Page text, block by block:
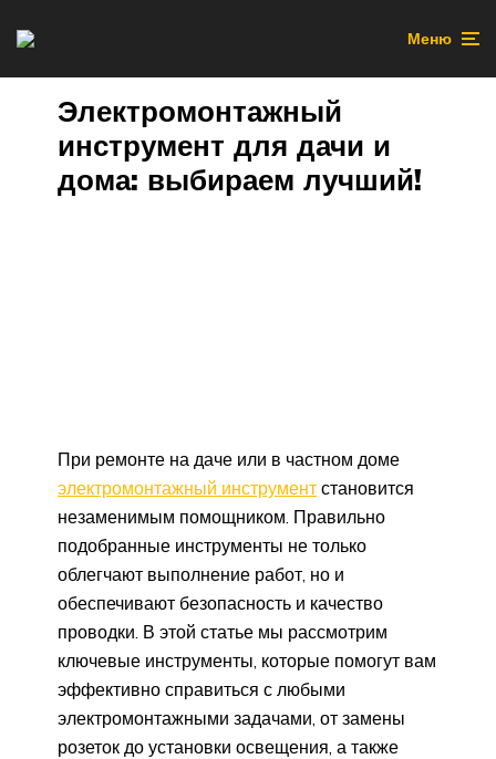
Меню
Электромонтажный
инструмент для дачи и
дома: выбираем лучший!
При ремонте на даче или в частном доме
электромонтажный инструмент становится
незаменимым помощником. Правильно
подобранные инструменты не только
облегчают выполнение работ, но и
обеспечивают безопасность и качество
проводки. В этой статье мы рассмотрим
ключевые инструменты, которые помогут вам
эффективно справиться с любыми
электромонтажными задачами, от замены
розеток до установки освещения, а также